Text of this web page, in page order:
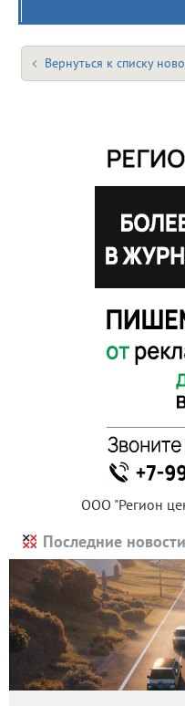
Вернуться к списку
ООО "Регион
Последние новости